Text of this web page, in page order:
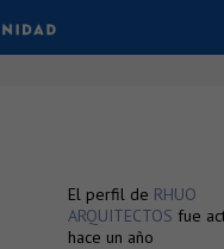
El perfil de RHUO
ARQUITECTOS fue
hace un año